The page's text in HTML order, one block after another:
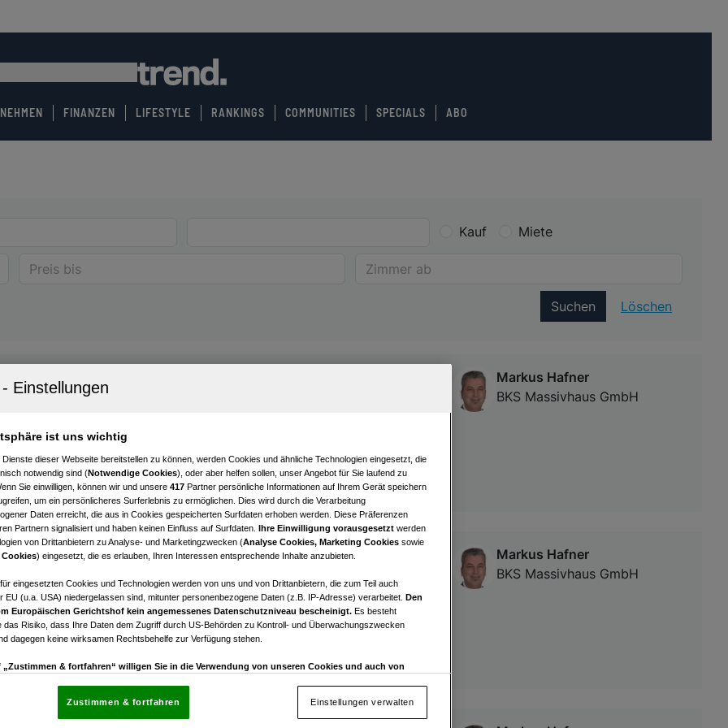
FINANZEN LIFESTYLE RANKINGS COMMUNITIES SPECIALS ABO
Kauf Miete
Suchen Löschen
GESUCHT! Doppelhaushälfte mit 5,5 Zimmer, Erstbezug, 146m² -
5,5
Zimmer
€ 664.000,00
Kaufpreis
Markus Hafner
BKS Massivhaus GmbH
4
Zimmer
€ 705.000,00
Kaufpreis
Markus Hafner
BKS Massivhaus GmbH
ist uns wichtig
Dienste dieser Webseite bereitstellen zu können, werden Cookies und ähnliche Technologien eingesetzt, die
notwendig sind (Notwendige Cookies), oder aber helfen sollen, unser Angebot für Sie laufend zu
Sie einwilligen, können wir und unsere 417 Partner persönliche Informationen auf Ihrem Gerät speichern
um ein persönlicheres Surferlebnis zu ermöglichen. Dies wird durch die Verarbeitung
Daten erreicht, die aus in Cookies gespeicherten Surfdaten erhoben werden. Diese Präferenzen
Partnern signalisiert und haben keinen Einfluss auf Surfdaten. Ihre Einwilligung vorausgesetzt werden
von Drittanbietern zu Analyse- und Marketingzwecken (Analyse Cookies, Marketing Cookies sowie
) eingesetzt, die es erlauben, Ihren Interessen entsprechende Inhalte anzubieten.
eingesetzten Cookies und Technologien werden von uns und von Drittanbietern, die zum Teil auch
EU (u.a. USA) niedergelassen sind, mitunter personenbezogene Daten (z.B. IP-Adresse) verarbeitet. Den
Europäischen Gerichtshof kein angemessenes Datenschutzniveau bescheinigt. Es besteht
das Risiko, dass Ihre Daten dem Zugriff durch US-Behörden zu Kontroll- und Überwachungszwecken
dagegen keine wirksamen Rechtsbehelfe zur Verfügung stehen.
„Zustimmen & fortfahren“ willigen Sie in die Verwendung von unseren Cookies und auch von
die sich auf jeder Seite unten im Footer befinden.
Einstellungen verwalten
Zustimmen & fortfahren